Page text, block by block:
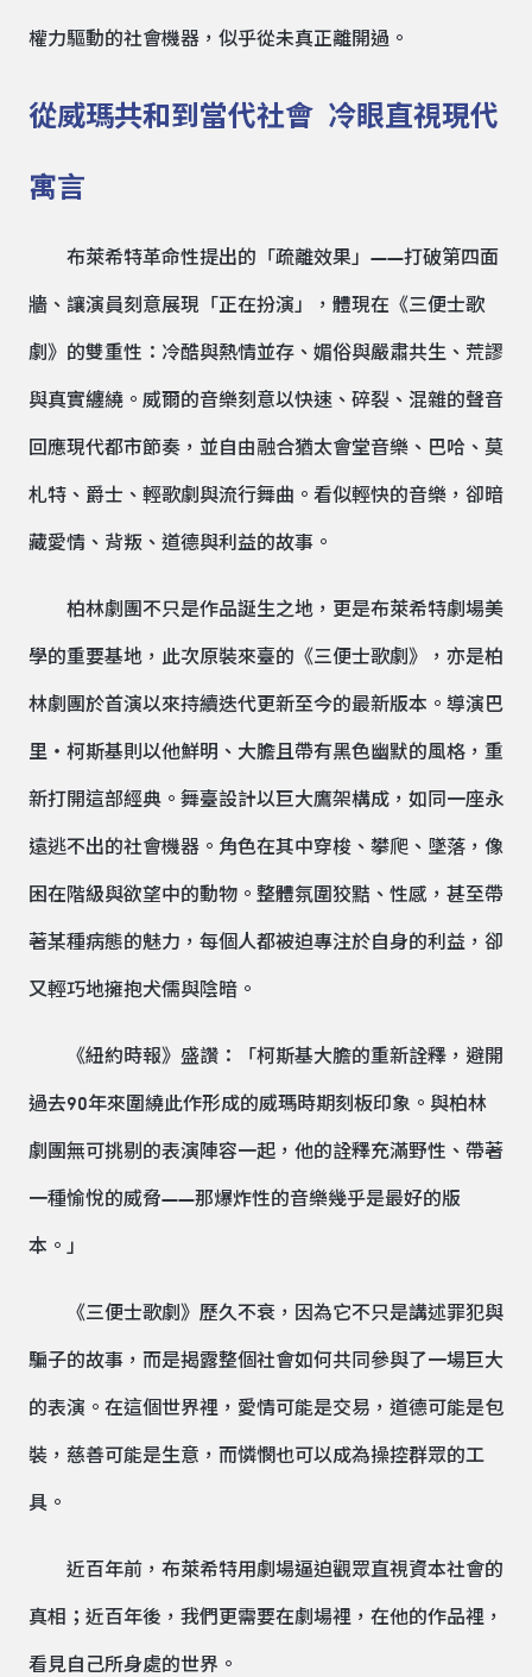
權力驅動的社會機器，似乎從未真正離開過。
從威瑪共和到當代社會 冷眼直視現代
寓言
布萊希特革命性提出的「疏離效果」——打破第四面
牆、讓演員刻意展現「正在扮演」，體現在《三便士歌
劇》的雙重性：冷酷與熱情並存、媚俗與嚴肅共生、荒謬
與真實纏繞。威爾的音樂刻意以快速、碎裂、混雜的聲音
回應現代都市節奏，並自由融合猶太會堂音樂、巴哈、莫
札特、爵士、輕歌劇與流行舞曲。看似輕快的音樂，卻暗
藏愛情、背叛、道德與利益的故事。
柏林劇團不只是作品誕生之地，更是布萊希特劇場美
學的重要基地，此次原裝來臺的《三便士歌劇》，亦是柏
林劇團於首演以來持續迭代更新至今的最新版本。導演巴
里・柯斯基則以他鮮明、大膽且帶有黑色幽默的風格，重
新打開這部經典。舞臺設計以巨大鷹架構成，如同一座永
遠逃不出的社會機器。角色在其中穿梭、攀爬、墜落，像
困在階級與欲望中的動物。整體氛圍狡黠、性感，甚至帶
著某種病態的魅力，每個人都被迫專注於自身的利益，卻
又輕巧地擁抱犬儒與陰暗。
《紐約時報》盛讚：「柯斯基大膽的重新詮釋，避開
過去90年來圍繞此作形成的威瑪時期刻板印象。與柏林
劇團無可挑剔的表演陣容一起，他的詮釋充滿野性、帶著
一種愉悅的威脅——那爆炸性的音樂幾乎是最好的版
本。」
《三便士歌劇》歷久不衰，因為它不只是講述罪犯與
騙子的故事，而是揭露整個社會如何共同參與了一場巨大
的表演。在這個世界裡，愛情可能是交易，道德可能是包
裝，慈善可能是生意，而憐憫也可以成為操控群眾的工
具。
近百年前，布萊希特用劇場逼迫觀眾直視資本社會的
真相；近百年後，我們更需要在劇場裡，在他的作品裡，
看見自己所身處的世界。